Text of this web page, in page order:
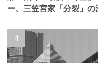
ー、三笠宮家「分裂」の